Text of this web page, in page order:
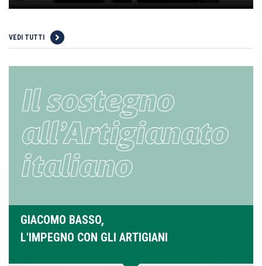
VEDI TUTTI
GIACOMO BASSO,
L'IMPEGNO CON GLI ARTIGIANI